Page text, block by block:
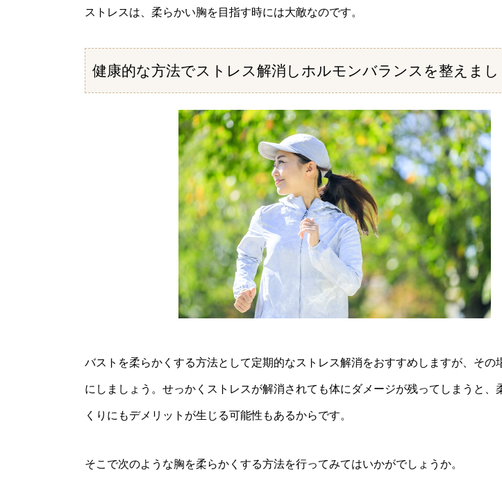
ストレスは、柔らかい胸を目指す時には大敵なのです。
健康的な方法でストレス解消しホルモンバランスを整えまし
バストを柔らかくする方法として定期的なストレス解消をおすすめしますが、その
にしましょう。せっかくストレスが解消されても体にダメージが残ってしまうと、
くりにもデメリットが生じる可能性もあるからです。
そこで次のような胸を柔らかくする方法を行ってみてはいかがでしょうか。